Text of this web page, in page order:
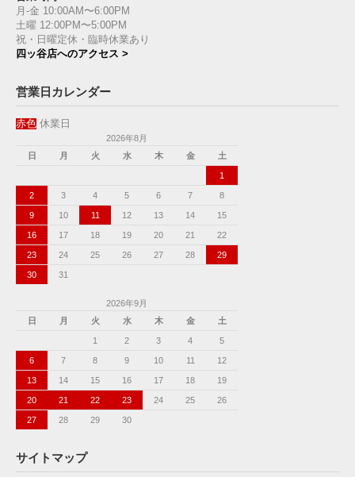
月-金 10:00AM〜6:00PM
土曜 12:00PM〜5:00PM
祝・日曜定休・臨時休業あり
四ッ谷店へのアクセス >
営業日カレンダー
赤色 休業日
2026年8月
日
月 火 水 木 金 土
1
2 3 4 5 6 7 8
9 10 11 12 13 14 15
16 17 18 19 20 21 22
23 24 25 26 27 28 29
30 31
2026年9月
日
月 火 水 木 金 土
1 2 3 4 5
6 7 8 9 10 11 12
13 14 15 16 17 18 19
20 21 22 23 24 25 26
27 28 29 30
サイトマップ